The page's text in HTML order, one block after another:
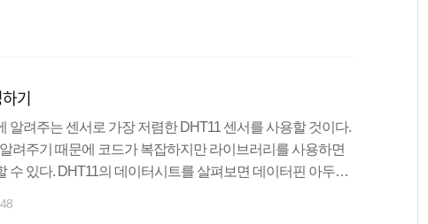
기
알려주는 센서로 가장 저렴한 DHT11 센서를 사용할 것이다.
려주기 때문에 코드가 복잡하지만 라이브러리를 사용하면
수 있다. DHT11의 데이터시트를 살펴보면 데이터핀 아두이